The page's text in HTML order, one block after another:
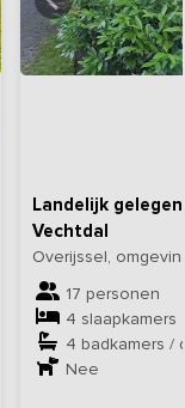
Landelijk
Vechtdal
Overijssel,
17 personen
4 slaapkamers
4 badkamers /
Nee
Bekijk